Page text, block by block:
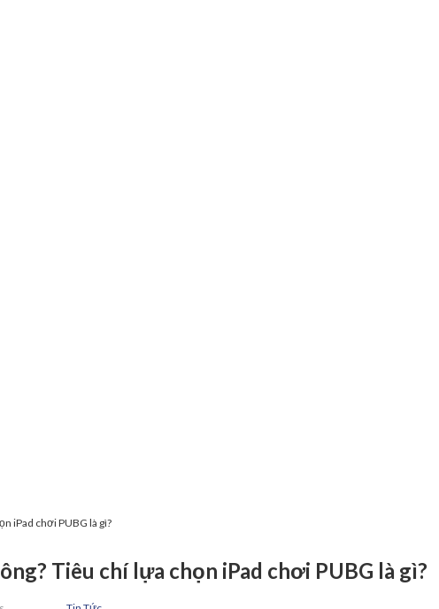
iPad chơi PUBG là gì?
Tiêu chí lựa chọn iPad chơi PUBG là gì?